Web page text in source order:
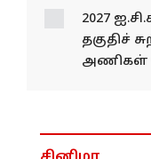
2027
தகுதிச்